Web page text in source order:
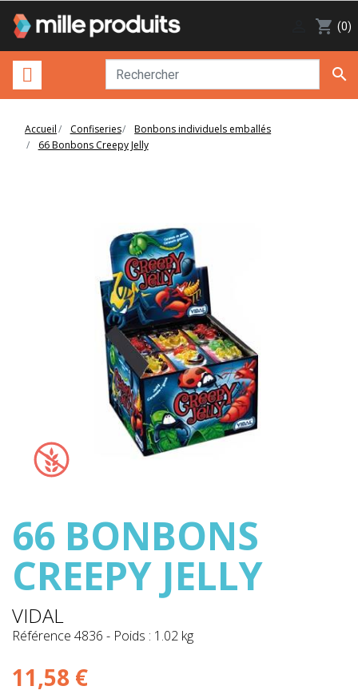
shopping_cart (0)

Accueil Confiseries
Bonbons individuels emballés
66 Bonbons Creepy Jelly
66 BONBONS
CREEPY JELLY
VIDAL
Référence 4836 - Poids : 1.02 kg
11,58 €